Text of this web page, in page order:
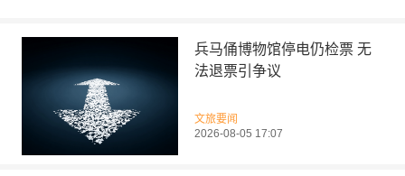
兵马俑博物馆停电仍检票 无
法退票引争议
文旅要闻
2026-08-05 17:07